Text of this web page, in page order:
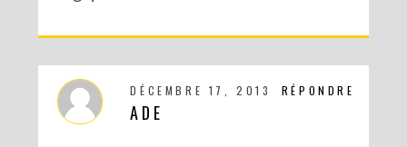
RÉPONDRE
DÉCEMBRE 17, 2013
ADE